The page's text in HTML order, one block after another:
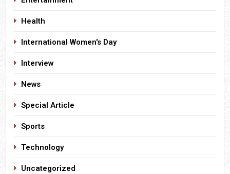
Health
International Women's Day
Interview
News
Special Article
Sports
Technology
Uncategorized